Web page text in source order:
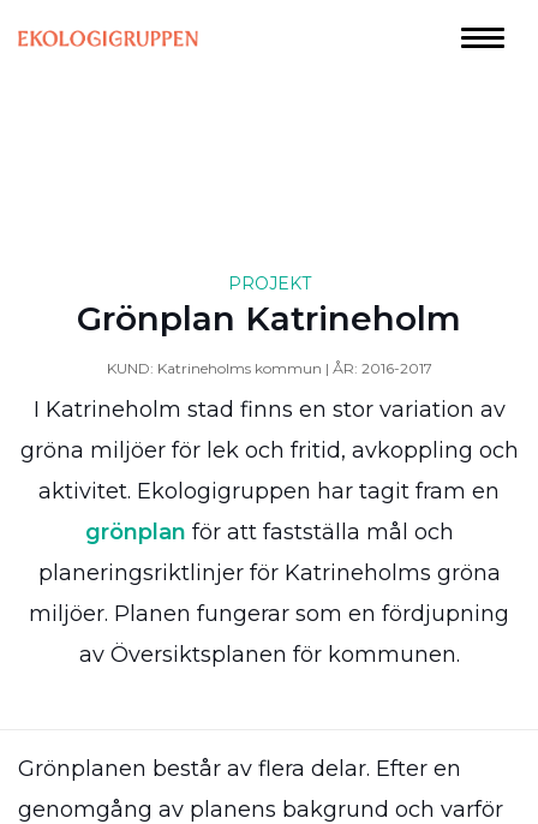
PROJEKT
Grönplan Katrineholm
KUND: Katrineholms kommun | ÅR: 2016-2017
I Katrineholm stad finns en stor variation av
gröna miljöer för lek och fritid, avkoppling och
aktivitet. Ekologigruppen har tagit fram en
grönplan för att fastställa mål och
planeringsriktlinjer för Katrineholms gröna
miljöer. Planen fungerar som en fördjupning
av Översiktsplanen för kommunen.
Grönplanen består av flera delar. Efter en
genomgång av planens bakgrund och varför